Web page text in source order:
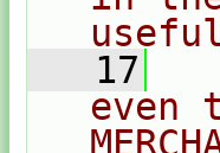
   17
even